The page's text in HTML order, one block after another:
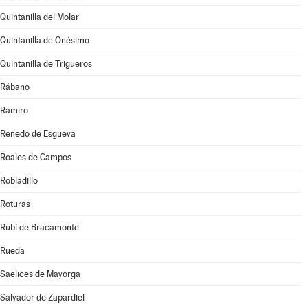
Quintanilla del Molar
Quintanilla de Onésimo
Quintanilla de Trigueros
Rábano
Ramiro
Renedo de Esgueva
Roales de Campos
Robladillo
Roturas
Rubí de Bracamonte
Rueda
Saelices de Mayorga
Salvador de Zapardiel